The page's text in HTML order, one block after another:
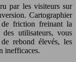
par les visiteurs sur
Cartographier
de friction freinant la
utilisateurs, vous
rebond élevés, les
inefficaces.